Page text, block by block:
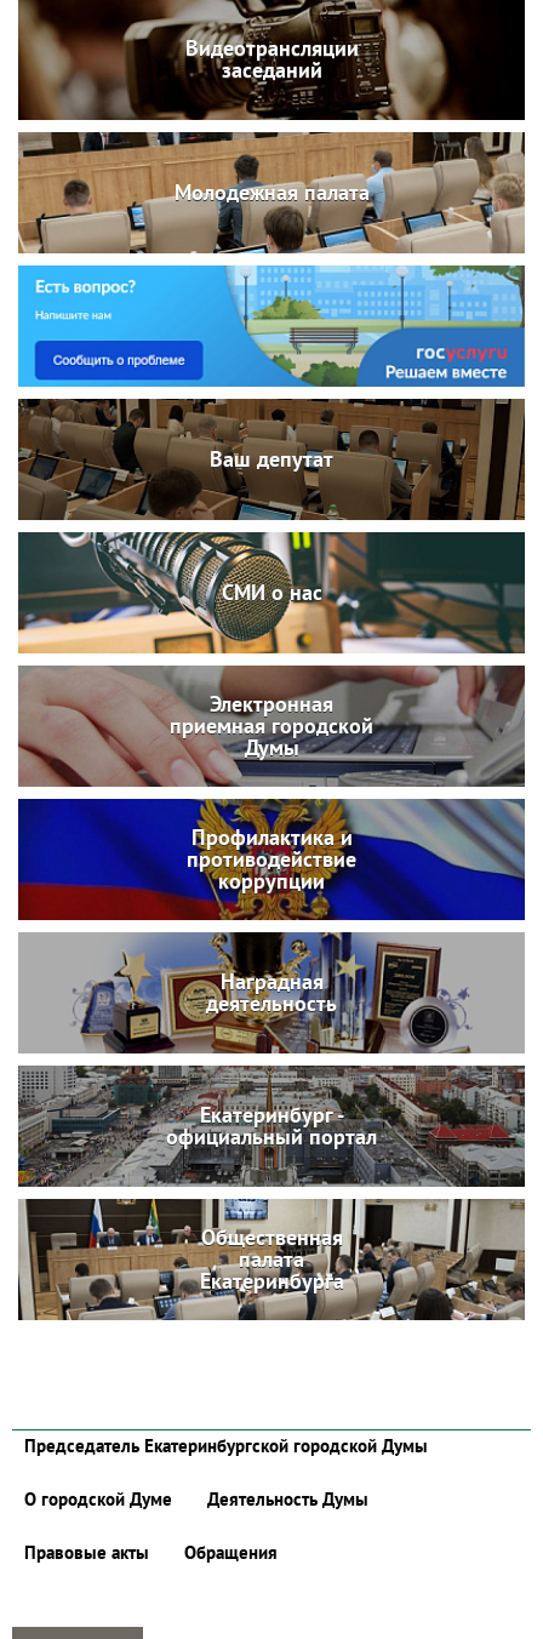
Видеотрансляции
заседаний
Молодежная палата
Ваш депутат
СМИ о нас
Электронная
приемная городской
Думы
Профилактика и
противодействие
коррупции
Наградная
деятельность
Екатеринбург -
официальный портал
Общественная
палата
Екатеринбурга
Председатель Екатеринбургской городской Думы
О городской Думе Деятельность Думы
Правовые акты Обращения